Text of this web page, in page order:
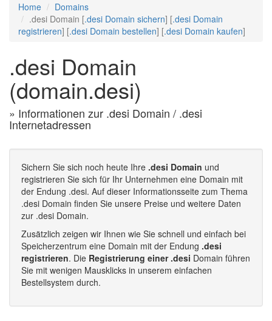
Home
Domains
.desi Domain [.desi Domain sichern] [.desi Domain
registrieren] [.desi Domain bestellen] [.desi Domain kaufen]
.desi Domain
(domain.desi)
» Informationen zur .desi Domain / .desi
Internetadressen
Sichern Sie sich noch heute Ihre .desi Domain und
registrieren Sie sich für Ihr Unternehmen eine Domain mit
der Endung .desi. Auf dieser Informationsseite zum Thema
.desi Domain finden Sie unsere Preise und weitere Daten
zur .desi Domain.
Zusätzlich zeigen wir Ihnen wie Sie schnell und einfach bei
Speicherzentrum eine Domain mit der Endung .desi
registrieren. Die Registrierung einer .desi Domain führen
Sie mit wenigen Mausklicks in unserem einfachen
Bestellsystem durch.